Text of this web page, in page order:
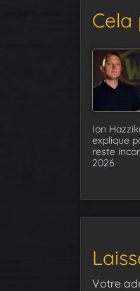
Ion
explique
reste
2026
Votre